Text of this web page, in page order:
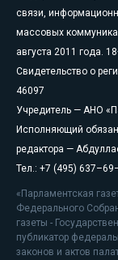
связи,
массовых
августа 2011 года.
Свидетельство о
46097
Учредитель — АНО
Исполняющий
редактора —
Тел.: +7 (495)
«Парламентская
Федерального
газеты -
публикатор
законов и актов